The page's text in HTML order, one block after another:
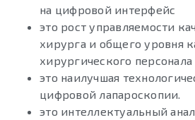
на цифровой интерфейс
это рост управляемости
хирурга и общего уровня
хирургического персонала
это наилучшая
цифровой лапароскопии.
это интеллектуальный